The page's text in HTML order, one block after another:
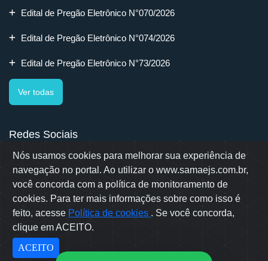
Nós usamos cookies para melhorar sua experiência de
navegação no portal. Ao utilizar o www.samaejs.com.br,
você concorda com a política de monitoramento de
cookies. Para ter mais informações sobre como isso é
feito, acesse Política de cookies . Se você concorda,
clique em ACEITO.
ACEITO
Edital de Pregão Eletrônico N°070/2026
Edital de Pregão Eletrônico N°074/2026
Edital de Pregão Eletrônico N°73/2026
Ver todas
Redes Sociais
Rua Erwino Menegotti, 478 - Bairro Água Verde - Jaraguá do Sul
- SC
Samae © 2022 - Todos os direitos reservados
Desenvolvido por: OWL Mídia Agência Digital